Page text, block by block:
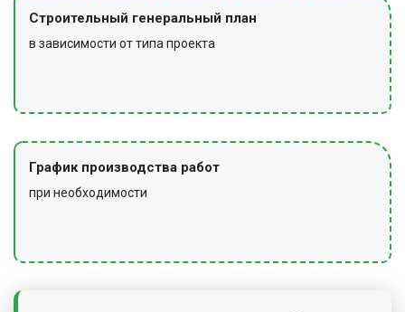
Строительный генеральный план
в зависимости от типа проекта
График производства работ
при необходимости